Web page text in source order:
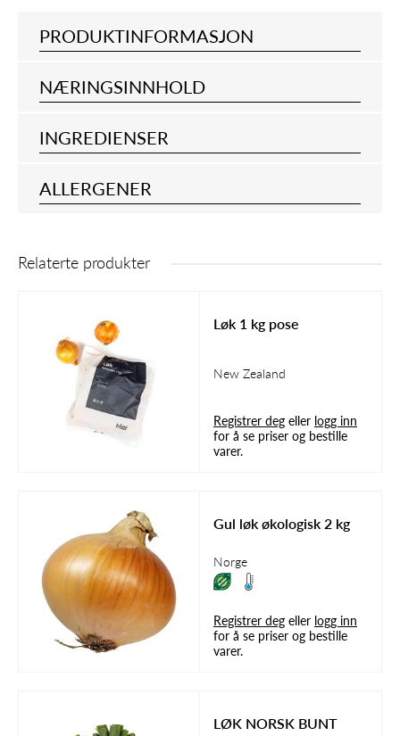
PRODUKTINFORMASJON
NÆRINGSINNHOLD
INGREDIENSER
ALLERGENER
Relaterte produkter
Løk 1 kg pose
New Zealand
Registrer deg eller logg inn
for å se priser og bestille
varer.
Gul løk økologisk 2 kg
Norge
Registrer deg eller logg inn
for å se priser og bestille
varer.
LØK NORSK BUNT